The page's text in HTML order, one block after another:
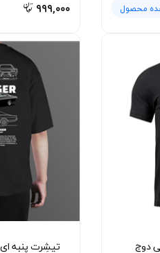
۹۹۹,۰۰۰ محصول
تیشِرت پنبه دوج